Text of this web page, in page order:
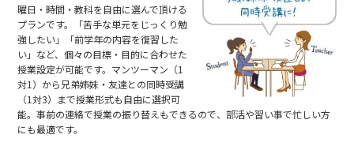
曜日・時間・教科を自由に選んで頂ける
プランです。「苦手な単元をじっくり勉
強したい」「前学年の内容を復習した
い」など、個々の目標・目的に合わせた
授業設定が可能です。マンツーマン（1
対1）から兄弟姉妹・友達との同時受講
（1対3）まで授業形式も自由に選択可
能。事前の連絡で授業の振り替えもできるので、部活や習い事で忙しい方
にも最適です。